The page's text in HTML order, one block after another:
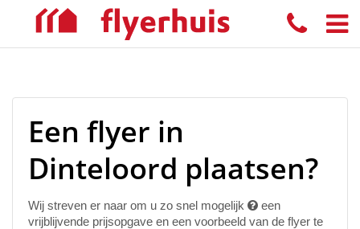
Een flyer in
Dinteloord plaatsen?
Wij streven er naar om u zo snel mogelijk
een
vrijblijvende prijsopgave en een voorbeeld van de flyer te